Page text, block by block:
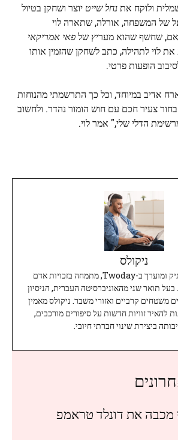
ולוקח אתנחל שייט יוצר ושחקן בטיול
של המשפחה, אורלה, שתארה לוי
שחשף שהוא מעריץ שלפאי אמריקאי
את לוי לתהילה, כתב לשחקן שהזמין אותו
הופעות פרטי.
אדיב במיוחד, וכל כך התרשמתי מהנוחות
צעיר חכם עם חוש הומור נהדר. ולחשוב
הדלי שלי," אמר לוי.
ניקולס
ניקולס, עיתונאי ותיק ומוערך ב-Twoday, מתמחה בזכויות אדם
בעל תואר שני מהאוניברסיטה העברית, הניסיון
משטחים קרביים ואזורי משבר. ניקולס מאמין
להאיר זוויות חדשות על סיפורים מורכבים,
ביצירת שינוי חברתי חיובי.
מכבה את דונלד טראמפ